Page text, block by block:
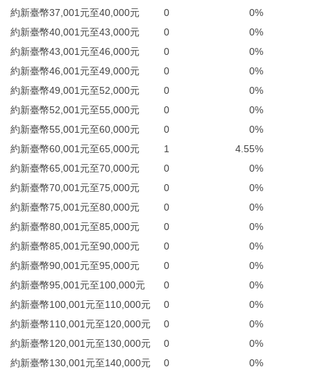
約新臺幣37,001元至40,000元
0
0%
約新臺幣40,001元至43,000元
0
0%
約新臺幣43,001元至46,000元
0
0%
約新臺幣46,001元至49,000元
0
0%
約新臺幣49,001元至52,000元
0
0%
約新臺幣52,001元至55,000元
0
0%
約新臺幣55,001元至60,000元
0
0%
約新臺幣60,001元至65,000元
1
4.55%
約新臺幣65,001元至70,000元
0
0%
約新臺幣70,001元至75,000元
0
0%
約新臺幣75,001元至80,000元
0
0%
約新臺幣80,001元至85,000元
0
0%
約新臺幣85,001元至90,000元
0
0%
約新臺幣90,001元至95,000元
0
0%
約新臺幣95,001元至100,000元
0
0%
約新臺幣100,001元至110,000元
0
0%
約新臺幣110,001元至120,000元
0
0%
約新臺幣120,001元至130,000元
0
0%
約新臺幣130,001元至140,000元
0 0%